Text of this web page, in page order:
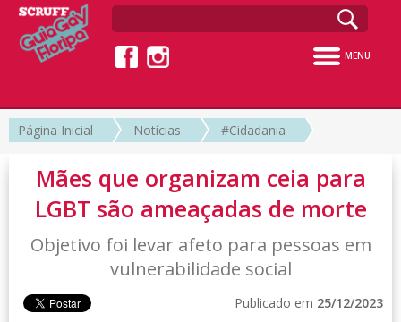
MENU
Página Inicial Notícias #Cidadania
Mães que organizam ceia para
LGBT são ameaçadas de morte
Objetivo foi levar afeto para pessoas em
vulnerabilidade social
Publicado em 25/12/2023